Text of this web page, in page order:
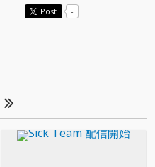
Post -